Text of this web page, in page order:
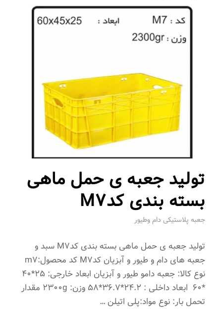
تولید جعبه ی حمل ماهی
بسته بندی کدM7
جعبه پلاستیکی دام وطیور
تولید جعبه ی حمل ماهی بسته بندی کدM7 سبد و
جعبه های دام و طیور و آبزیان کدM7 کد محصول:m7
نوع کالا: جعبه دامو طیور و آبزیان ابعاد خارجی: 25*40
*60 ابعاد داخلی : 24.2*36.7*58 وزن: 2300g مقدار
تحمل بار: نوع مواد:پلی اتیلن …